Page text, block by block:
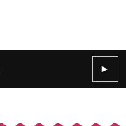
►